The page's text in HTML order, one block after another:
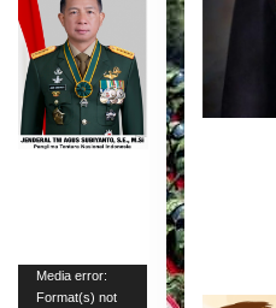
Pemutar
Video
Media error:
Format(s) not